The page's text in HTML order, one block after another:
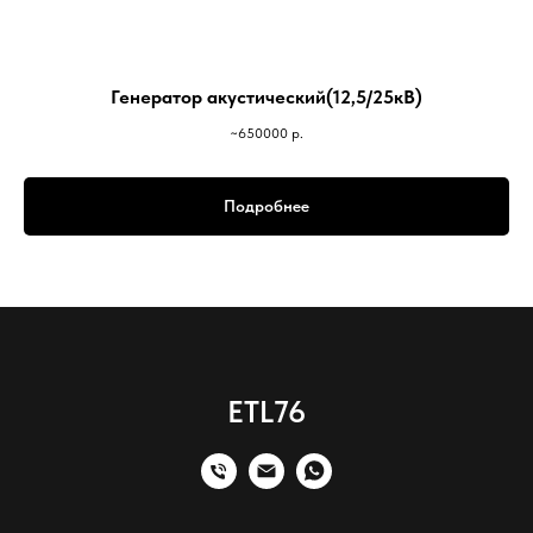
Генератор акустический(12,5/25кВ)
~650000 р.
Подробнее
ETL76